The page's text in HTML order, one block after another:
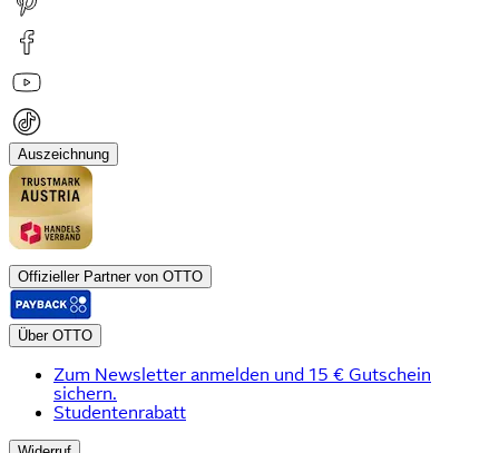
Auszeichnung
Offizieller Partner von OTTO
Über OTTO
Zum Newsletter anmelden und 15 € Gutschein
sichern.
Studentenrabatt